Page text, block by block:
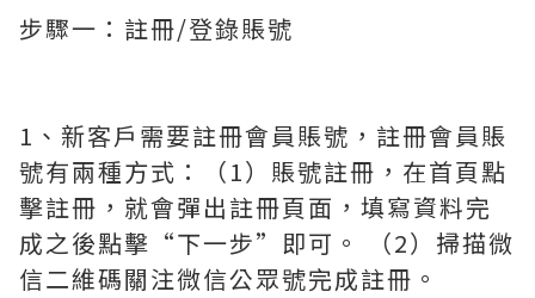
步驟一：註冊/登錄賬號
1、新客戶需要註冊會員賬號，註冊會員賬
號有兩種方式：（1）賬號註冊，在首頁點
擊註冊，就會彈出註冊頁面，填寫資料完
成之後點擊“下一步”即可。 （2）掃描微
信二維碼關注微信公眾號完成註冊。